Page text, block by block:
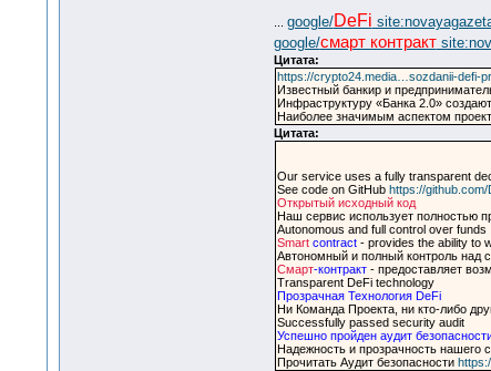
google/DeFi
google/смарт контракт
Цитата:
https://crypto24.media…sozdanii-defi-
Известный банкир и
Инфраструктуру «Банка 2.0»
Наиболее значимым аспектом
Цитата:
Our service uses a fully transparent
See code on GitHub https://github.com/
Открытый исходный код
Наш сервис использует полностью
Autonomous and full control over funds
Smart contract- provides the ability to
Автономный и полный контроль над
Смарт-контракт- предоставляет
Transparent DeFi technology
Прозрачная Технология DeFi
Ни Команда Проекта, ни кто-либо
Successfully passed security audit
Успешно пройден аудит
Надежность и прозрачность нашего
Прочитать Аудит безопасности